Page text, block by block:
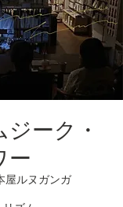
ーク・
ー
屋ルヌガンガ